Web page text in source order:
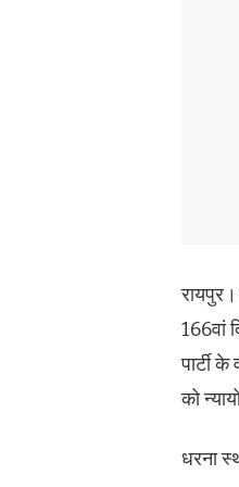
166वां
पार्टी
को
धरना